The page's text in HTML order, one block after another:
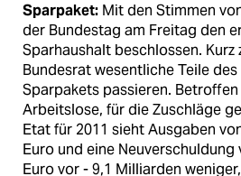
Sparpaket: Mit den Stimmen
der Bundestag am Freitag den
Sparhaushalt beschlossen. Kurz
Bundesrat wesentliche Teile
Sparpakets passieren.
Arbeitslose, für die Zuschläge
Etat für 2011 sieht Ausgaben
Euro und eine Neuverschuldung
Euro vor - 9,1 Milliarden